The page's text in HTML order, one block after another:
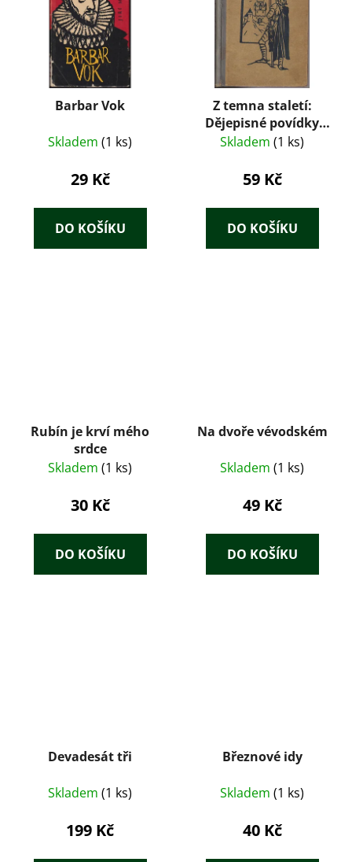
Barbar Vok
Skladem (1 ks)
29 Kč
DO KOŠÍKU
Z temna staletí:
Dějepisné povídky
pro mládež – Josef
Skladem (1 ks)
59 Kč
DO KOŠÍKU
Rubín je krví mého
srdce
Skladem (1 ks)
30 Kč
DO KOŠÍKU
Na dvoře vévodském
Skladem (1 ks)
49 Kč
DO KOŠÍKU
Devadesát tři
Skladem (1 ks)
199 Kč
Březnové idy
Skladem (1 ks)
40 Kč